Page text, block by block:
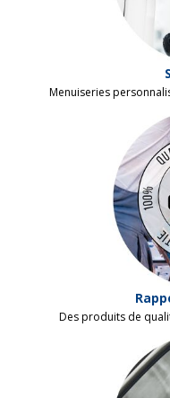
Menuiseries
Des produits de